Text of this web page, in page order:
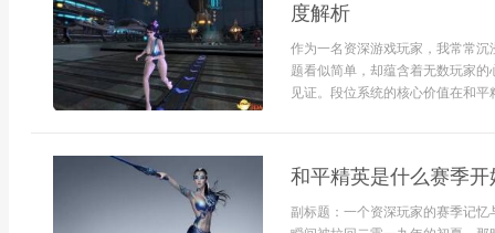
度解析
作为一名资深游戏玩家，我常常
题看似简单，却蕴含着无数玩家
见证。段位系统的核心价值在和
和平精英是什么赛季
副标题：一个资深玩家的赛季记